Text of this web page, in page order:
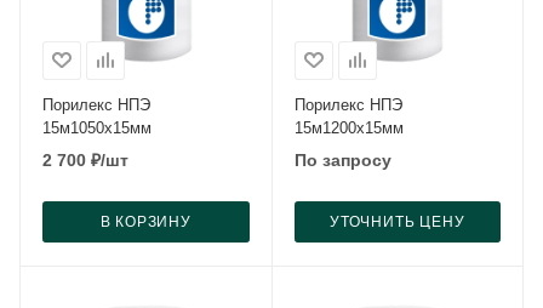
Порилекс НПЭ
15м1050x15мм
2 700 ₽/шт
В КОРЗИНУ
Порилекс НПЭ
15м1200x15мм
По запросу
УТОЧНИТЬ ЦЕНУ